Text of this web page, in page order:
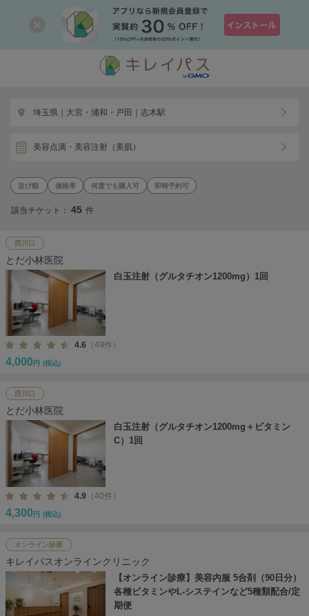
埼玉県｜大宮・浦和・戸田｜志木駅
美容点滴・美容注射（美肌）
価格帯 何度でも購入可 即時予約可
該当チケット： 45 件
西川口
とだ小林医院
白玉注射（グルタチオン1200mg）1回
4.6 （49件）
4,000 円 (税込)
西川口
とだ小林医院
白玉注射（グルタチオン1200mg＋ビタミン
C）1回
4.9 （40件）
4,300 円 (税込)
オンライン診療
キレイパスオンラインクリニック
【オンライン診療】美容内服 5合剤（90日分）
各種ビタミンやL-システインなど5種類配合/定
期便